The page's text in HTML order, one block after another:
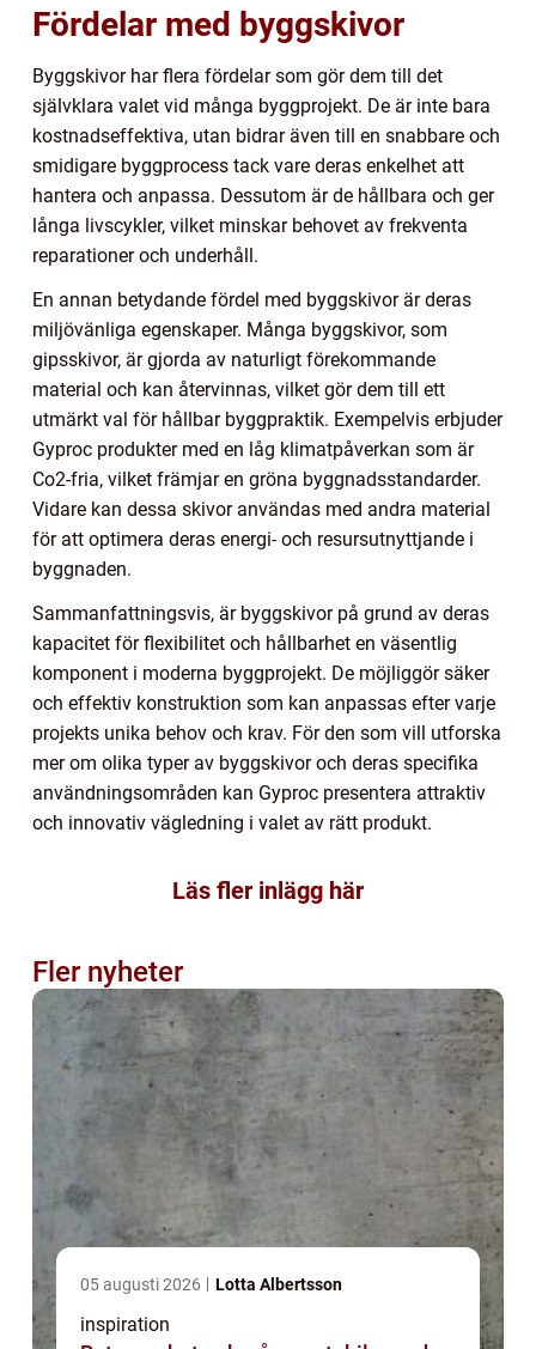
Fördelar med byggskivor
Byggskivor har flera fördelar som gör dem till det
självklara valet vid många byggprojekt. De är inte bara
kostnadseffektiva, utan bidrar även till en snabbare och
smidigare byggprocess tack vare deras enkelhet att
hantera och anpassa. Dessutom är de hållbara och ger
långa livscykler, vilket minskar behovet av frekventa
reparationer och underhåll.
En annan betydande fördel med byggskivor är deras
miljövänliga egenskaper. Många byggskivor, som
gipsskivor, är gjorda av naturligt förekommande
material och kan återvinnas, vilket gör dem till ett
utmärkt val för hållbar byggpraktik. Exempelvis erbjuder
Gyproc produkter med en låg klimatpåverkan som är
Co2-fria, vilket främjar en gröna byggnadsstandarder.
Vidare kan dessa skivor användas med andra material
för att optimera deras energi- och resursutnyttjande i
byggnaden.
Sammanfattningsvis, är byggskivor på grund av deras
kapacitet för flexibilitet och hållbarhet en väsentlig
komponent i moderna byggprojekt. De möjliggör säker
och effektiv konstruktion som kan anpassas efter varje
projekts unika behov och krav. För den som vill utforska
mer om olika typer av byggskivor och deras specifika
användningsområden kan Gyproc presentera attraktiv
och innovativ vägledning i valet av rätt produkt.
Läs fler inlägg här
Fler nyheter
05 augusti 2026 Lotta Albertsson
inspiration